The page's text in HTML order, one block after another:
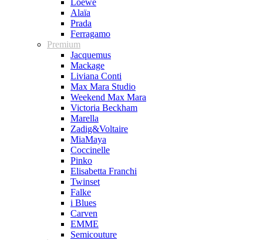
Loewe
Alaïa
Prada
Ferragamo
Premium
Jacquemus
Mackage
Liviana Conti
Max Mara Studio
Weekend Max Mara
Victoria Beckham
Marella
Zadig&Voltaire
MiaMaya
Coccinelle
Pinko
Elisabetta Franchi
Twinset
Falke
i Blues
Carven
EMME
Semicouture